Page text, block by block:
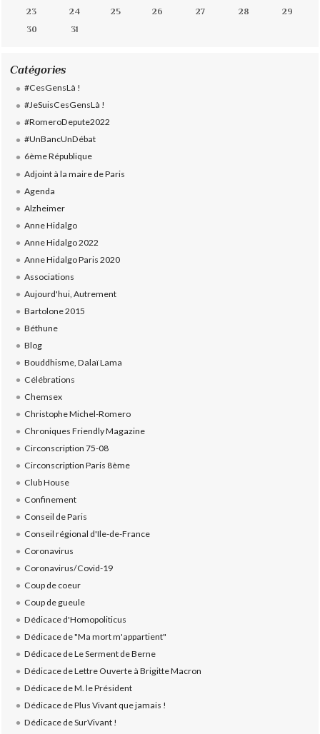
23
24 25 26 27 28
29
30
31
Catégories
#CesGensLà !
#JeSuisCesGensLà !
#RomeroDepute2022
#UnBancUnDébat
6ème République
Adjoint à la maire de Paris
Agenda
Alzheimer
Anne Hidalgo
Anne Hidalgo 2022
Anne Hidalgo Paris 2020
Associations
Aujourd'hui, Autrement
Bartolone 2015
Béthune
Blog
Bouddhisme, Dalaï Lama
Célébrations
Chemsex
Christophe Michel-Romero
Chroniques Friendly Magazine
Circonscription 75-08
Circonscription Paris 8ème
Club House
Confinement
Conseil de Paris
Conseil régional d'Ile-de-France
Coronavirus
Coronavirus/Covid-19
Coup de coeur
Coup de gueule
Dédicace d'Homopoliticus
Dédicace de "Ma mort m'appartient"
Dédicace de Le Serment de Berne
Dédicace de Lettre Ouverte à Brigitte Macron
Dédicace de M. le Président
Dédicace de Plus Vivant que jamais !
Dédicace de SurVivant !